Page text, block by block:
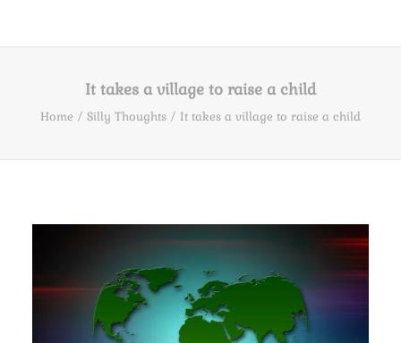
HOE NU VERDER
It takes a village to raise a child
Home Silly Thoughts It takes a village to raise a child